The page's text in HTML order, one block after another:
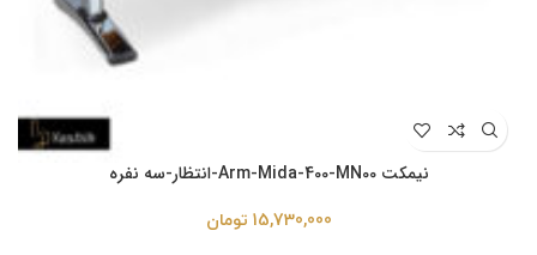
نیمکت Arm-Mida-400-MN00-انتظار-سه نفره
15,730,000 تومان